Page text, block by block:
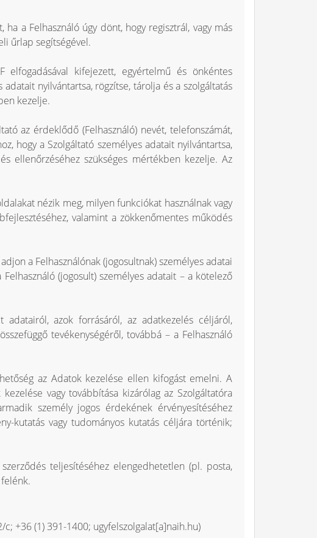
a Felhasználó úgy dönt, hogy regisztrál, vagy más
űrlap segítségével.
kifejezett, egyértelmű és önkéntes
nyilvántartsa, rögzítse, tárolja és a szolgáltatás
kezelje.
az érdeklődő (Felhasználó) nevét, telefonszámát,
hogy a Szolgáltató személyes adatait nyilvántartsa,
ellenőrzéséhez szükséges mértékben kezelje. Az
nézik meg, milyen funkciókat használnak vagy
valamint a zökkenőmentes működés
a Felhasználónak (jogosultnak) személyes adatai
(jogosult) személyes adatait – a kötelező
azok forrásáról, az adatkezelés céljáról,
tevékenységéről, továbbá – a Felhasználó
az Adatok kezelése ellen kifogást emelni. A
vagy továbbítása kizárólag az Szolgáltatóra
személy jogos érdekének érvényesítéséhez
kutatás vagy tudományos kutatás céljára történik;
teljesítéséhez elengedhetetlen (pl. posta,
c; +36 (1) 391-1400; ugyfelszolgalat[a]naih.hu)